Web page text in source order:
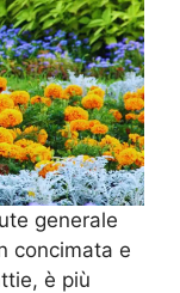
generale
concimata e
è più